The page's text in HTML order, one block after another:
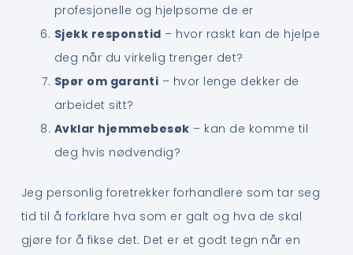
profesjonelle og hjelpsome de er
Sjekk responstid – hvor raskt kan de hjelpe
deg når du virkelig trenger det?
Spør om garanti – hvor lenge dekker de
arbeidet sitt?
Avklar hjemmebesøk – kan de komme til
deg hvis nødvendig?
Jeg personlig foretrekker forhandlere som tar seg
tid til å forklare hva som er galt og hva de skal
gjøre for å fikse det. Det er et godt tegn når en